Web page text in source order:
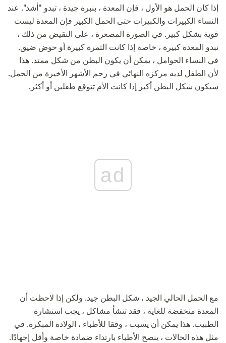
إذا كان الحمل هو الأول ، فإن المعدة ، بنبرة جيدة ، تبدو "أشد". عند
النساء الكبيرات والكبيرات حتى الحمل الكبير فإن المعدة ليست
قوية بشكل كبير. في الصورة المصغرة ، على النقيض من ذلك ،
تبدو المعدة كبيرة ، خاصة إذا كانت الثمرة كبيرة أو حوض ضيق.
في النساء الحوامل ، يمكن أن يكون البطن من شكل ممتد. هذا
لأن الطفل لديه مركزه النهائي في رحم الأشهر الأخيرة من الحمل.
سيكون شكل البطن أكبر إذا كانت الأم تتوقع طفلين أو أكثر.
ad
مع الحمل الحالي الجيد ، شكل البطن جيد. ولكن إذا لاحظت أن
المعدة منخفضة للغاية ، فقد تنشأ مشاكل ، يجب استشارة
الطبيب. هذا يمكن أن يسبب ، وفقا للأطباء ، الولادة المبكرة. في
مثل هذه الحالات ، ينصح الأطباء بارتداء ضمادة خاصة وأقل إجهادًا.